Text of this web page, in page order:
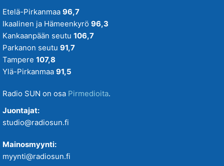
Etelä-Pirkanmaa 96,7
Ikaalinen ja Hämeenkyrö 96,3
Kankaanpään seutu 106,7
Parkanon seutu 91,7
Tampere 107,8
Ylä-Pirkanmaa 91,5
Radio SUN on osa Pirmedioita.
Juontajat:
studio@radiosun.fi
Mainosmyynti:
myynti@radiosun.fi